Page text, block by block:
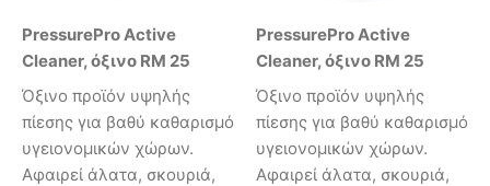
PressurePro Active
Cleaner, όξινο RM 25
Όξινο προϊόν υψηλής
πίεσης για βαθύ καθαρισμό
υγειονομικών χώρων.
Αφαιρεί άλατα, σκουριά,
PressurePro Active
Cleaner, όξινο RM 25
Όξινο προϊόν υψηλής
πίεσης για βαθύ καθαρισμό
υγειονομικών χώρων.
Αφαιρεί άλατα, σκουριά,